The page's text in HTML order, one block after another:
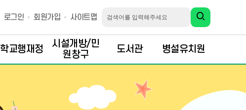
로그인 회원가입 사이트맵
학교행재정
시설개방/민
원창구
도서관 병설유치원